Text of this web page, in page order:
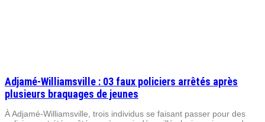
Adjamé-Williamsville : 03 faux policiers arrêtés après
plusieurs braquages de jeunes
À Adjamé-Williamsville, trois individus se faisant passer pour des